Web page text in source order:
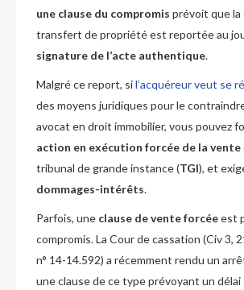
une clause du compromis prévoit que la
transfert de propriété est reportée au
signature de l’acte authentique.
Malgré ce report, sil’acquéreur veut se
des moyens juridiques pour le
avocat en droit immobilier, vous pouvez
action en exécution forcée de la vente
tribunal de grande instance (TGI), et
dommages-intérêts.
Parfois, une clause de vente forcéeest
compromis. La Cour de cassation (Civ 3,
n° 14-14.592) a récemment rendu un
une clause de ce type prévoyant un délai